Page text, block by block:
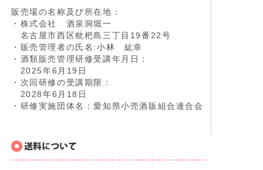
販売場の名称及び所在地：
・株式会社 酒泉洞堀一
名古屋市西区枇杷島三丁目19番22号
・販売管理者の氏名:小林 紘幸
・酒類販売管理研修受講年月日：
2025年6月19日
・次回研修の受講期限：
2028年6月18日
・研修実施団体名：愛知県小売酒販組合連合会